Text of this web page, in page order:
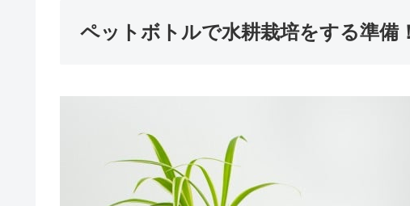
ペットボトルで水耕栽培をする準備！